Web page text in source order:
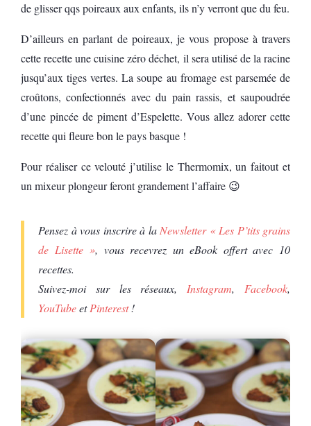
de glisser qqs poireaux aux enfants, ils n’y verront que du feu.
D’ailleurs en parlant de poireaux, je vous propose à travers
cette recette une cuisine zéro déchet, il sera utilisé de la racine
jusqu’aux tiges vertes. La soupe au fromage est parsemée de
croûtons, confectionnés avec du pain rassis, et saupoudrée
d’une pincée de piment d’Espelette. Vous allez adorer cette
recette qui fleure bon le pays basque !
Pour réaliser ce velouté j’utilise le Thermomix, un faitout et
un mixeur plongeur feront grandement l’affaire 😉
Pensez à vous inscrire à la Newsletter « Les P’tits grains
de Lisette », vous recevrez un eBook offert avec 10
recettes.
Suivez-moi sur les réseaux, Instagram, Facebook,
YouTubeetPinterest!